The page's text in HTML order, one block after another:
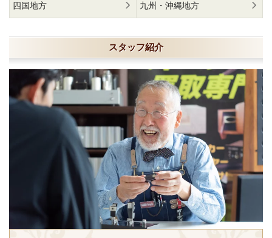
四国地方 九州・沖縄地方
スタッフ紹介